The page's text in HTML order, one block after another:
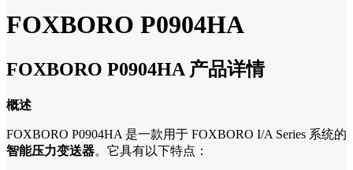
FOXBORO P0904HA
FOXBORO P0904HA 产品详情
概述
FOXBORO P0904HA 是一款用于 FOXBORO I/A Series 系统的
智能压力变送器。它具有以下特点：